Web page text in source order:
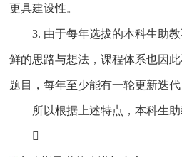
更具建设性。
3. 由于每年选拔的本科生助
鲜的思路与想法，课程体系也因
题目，每年至少能有一轮更新迭
所以根据上述特点，本科生
